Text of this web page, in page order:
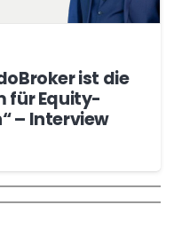
ist die
für Equity-
– Interview